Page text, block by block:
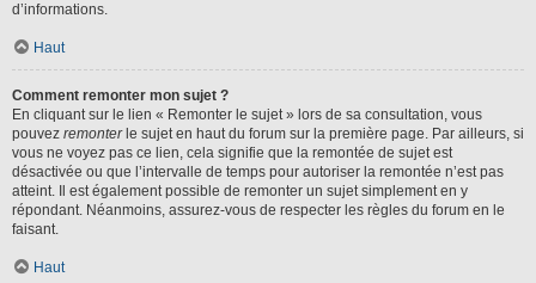
d’informations.
Haut
Comment remonter mon sujet ?
En cliquant sur le lien « Remonter le sujet » lors de sa consultation, vous
pouvez remonterle sujet en haut du forum sur la première page. Par ailleurs, si
vous ne voyez pas ce lien, cela signifie que la remontée de sujet est
désactivée ou que l’intervalle de temps pour autoriser la remontée n’est pas
atteint. Il est également possible de remonter un sujet simplement en y
répondant. Néanmoins, assurez-vous de respecter les règles du forum en le
faisant.
Haut